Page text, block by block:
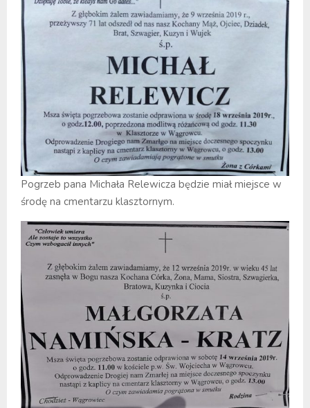
Pogrzeb pana Michała Relewicza będzie miał miejsce w
środę na cmentarzu klasztornym.